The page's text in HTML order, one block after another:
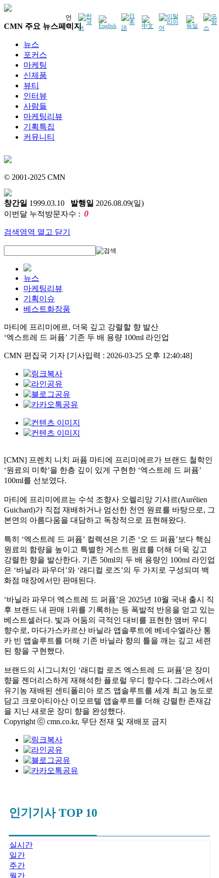
언
어
CMN 주요 뉴스페이지
뉴스
포커스
마케팅
신제품
뷰티
인터뷰
사람들
마케팅리뷰
기획특집
커뮤니티
© 2001-2025 CMN
창간일 1999.03.10 발행일 2026.08.09(일)
이번달 누적방문자수 : 0
검색영역 열고 닫기
뉴스
마케팅리뷰
기획이슈
베스트화장품
마티에 프리미에르, 더욱 깊고 강렬할 향 발산
‘엑스트레 드 퍼퓸’ 기존 두 배 용량 100ml 라인업
CMN 편집국 기자 [기사입력 : 2026-03-25 오후 12:40:48]
[CMN] 프렌치 니치 퍼퓸 마티에 프리미에르가 브랜드 철학인
‘원료의 미학’을 한층 깊이 있게 구현한 ‘엑스트레 드 퍼퓸’
100ml를 선보였다.
마티에 프리미에르는 수석 조향사 오렐리앙 기샤르(Aurélien
Guichard)가 직접 재배하거나 엄선한 천연 원료를 바탕으로, 그
본연의 아름다움을 대담하고 독창적으로 표현해왔다.
특히 ‘엑스트레 드 퍼퓸’ 컬렉션은 기존 ‘오 드 퍼퓸’보다 핵심
원료의 함량을 높이고 특별한 게스트 원료를 더해 더욱 깊고
강렬한 향을 발산한다. 기존 50ml의 두 배 용량인 100ml 라인업
은 ‘바닐라 파우더’와 ‘래디컬 로즈’의 두 가지로 구성되며 백
화점 매장에서만 판매된다.
‘바닐라 파우더 엑스트레 드 퍼퓸’은 2025년 10월 국내 출시 직
후 브랜드 내 판매 1위를 기록하는 등 폭발적 반응을 얻고 있는
베스트셀러다. 빛과 어둠의 극적인 대비를 표현한 앰버 우디
향수로, 마다가스카르산 바닐라 앱솔루트에 베네수엘라산 통
카 빈 앱솔루트를 더해 기존 바닐라 향의 틀을 깨는 깊고 세련
된 향을 구현했다.
브랜드의 시그니처인 ‘래디컬 로즈 엑스트레 드 퍼퓸’은 장미
향을 젠더리스하게 재해석한 플로럴 우디 향수다. 그라스에서
유기농 재배된 센티폴리아 로즈 앱솔루트를 세계 최고 농도로
담고 크로아티아산 이모르텔 앱솔루트를 더해 강렬한 존재감
을 지닌 새로운 장미 향을 완성했다.
Copyright ⓒ cmn.co.kr, 무단 전재 및 재배포 금지
인기기사 TOP 10
실시간
일간
주간
월간